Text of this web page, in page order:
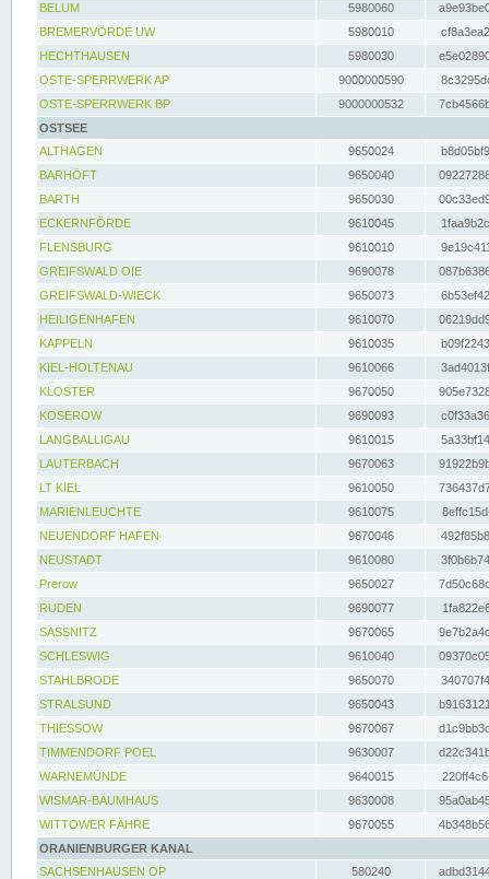
BELUM
5980060
BREMERVÖRDE UW
5980010
HECHTHAUSEN
5980030
OSTE-SPERRWERK AP
9000000590
OSTE-SPERRWERK BP
9000000532
OSTSEE
ALTHAGEN
9650024
BARHÖFT
9650040
BARTH
9650030
ECKERNFÖRDE
9610045
FLENSBURG
9610010
GREIFSWALD OIE
9690078
GREIFSWALD-WIECK
9650073
HEILIGENHAFEN
9610070
KAPPELN
9610035
KIEL-HOLTENAU
9610066
KLOSTER
9670050
KOSEROW
9690093
LANGBALLIGAU
9610015
LAUTERBACH
9670063
LT KIEL
9610050
MARIENLEUCHTE
9610075
NEUENDORF HAFEN
9670046
NEUSTADT
9610080
Prerow
9650027
RUDEN
9690077
SASSNITZ
9670065
SCHLESWIG
9610040
STAHLBRODE
9650070
STRALSUND
9650043
THIESSOW
9670067
TIMMENDORF POEL
9630007
WARNEMÜNDE
9640015
WISMAR-BAUMHAUS
9630008
WITTOWER FÄHRE
9670055
ORANIENBURGER KANAL
SACHSENHAUSEN OP
580240